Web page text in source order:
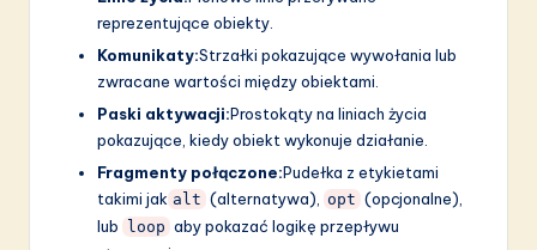
reprezentujące obiekty.
Komunikaty:Strzałki pokazujące wywołania lub
zwracane wartości między obiektami.
Paski aktywacji:Prostokąty na liniach życia
pokazujące, kiedy obiekt wykonuje działanie.
Fragmenty połączone:Pudełka z etykietami
takimi jak alt (alternatywa), opt (opcjonalne),
lub
loop aby pokazać logikę przepływu